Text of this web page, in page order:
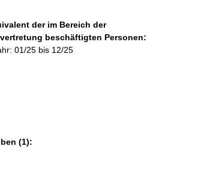
der im Bereich der
beschäftigten Personen:
01/25 bis 12/25
(1):